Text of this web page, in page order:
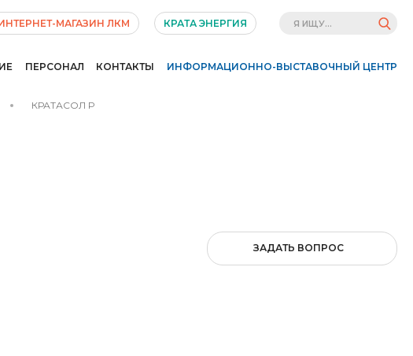
МАГАЗИН ЛКМ КРАТА ЭНЕРГИЯ
ПЕРСОНАЛ КОНТАКТЫ ИНФОРМАЦИОННО-ВЫСТАВОЧНЫЙ ЦЕНТР
КРАТАСОЛ Р
ЗАДАТЬ ВОПРОС